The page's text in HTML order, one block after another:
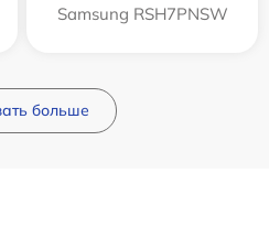
Samsung RSH7PNSW
больше